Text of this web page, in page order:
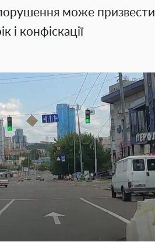
може призвести
і конфіскації